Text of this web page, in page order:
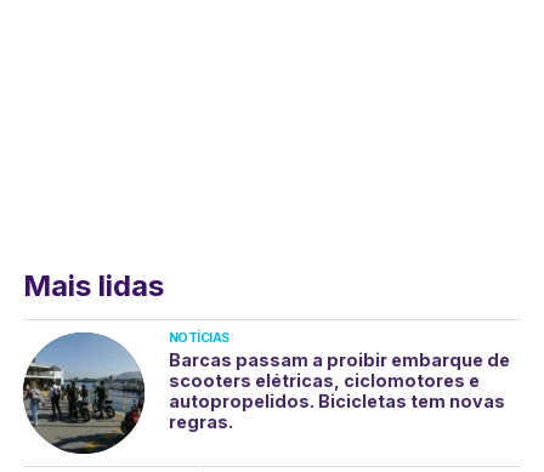
Mais lidas
NOTÍCIAS
Barcas passam a proibir embarque de
scooters elétricas, ciclomotores e
autopropelidos. Bicicletas tem novas
regras.